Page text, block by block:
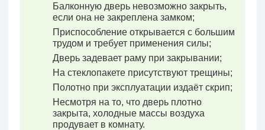
Балконную дверь невозможно закрыть,
если она не закреплена замком;
Приспособление открывается с большим
трудом и требует применения силы;
Дверь задевает раму при закрывании;
На стеклопакете присутствуют трещины;
Полотно при эксплуатации издаёт скрип;
Несмотря на то, что дверь плотно
закрыта, холодные массы воздуха
продувает в комнату.